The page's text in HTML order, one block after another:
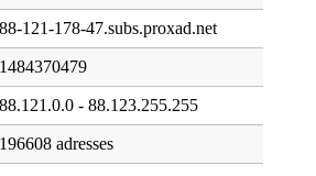
88-121-178-47.subs.proxad.net
1484370479
88.121.0.0 - 88.123.255.255
196608 adresses